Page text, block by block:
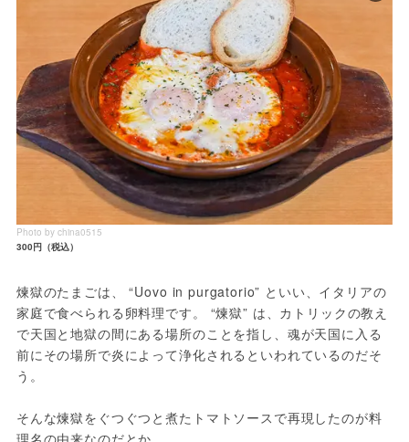
Photo by china0515
300円（税込）
煉獄のたまごは、 “Uovo in purgatorio” といい、イタリアの
家庭で食べられる卵料理です。 “煉獄” は、カトリックの教え
で天国と地獄の間にある場所のことを指し、魂が天国に入る
前にその場所で炎によって浄化されるといわれているのだそ
う。
そんな煉獄をぐつぐつと煮たトマトソースで再現したのが料
理名の由来なのだとか。